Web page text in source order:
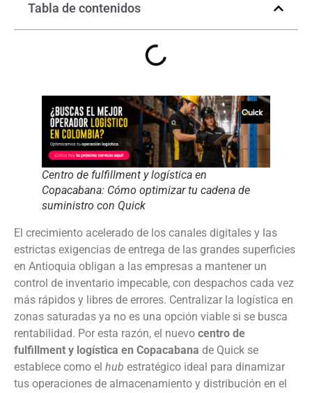
Tabla de contenidos
Centro de fulfillment y logística en
Copacabana: Cómo optimizar tu cadena de
suministro con Quick
El crecimiento acelerado de los canales digitales y las
estrictas exigencias de entrega de las grandes superficies
en Antioquia obligan a las empresas a mantener un
control de inventario impecable, con despachos cada vez
más rápidos y libres de errores. Centralizar la logística en
zonas saturadas ya no es una opción viable si se busca
rentabilidad. Por esta razón, el nuevo centro de
fulfillment y logística en Copacabana de Quick se
establece como el hub estratégico ideal para dinamizar
tus operaciones de almacenamiento y distribución en el